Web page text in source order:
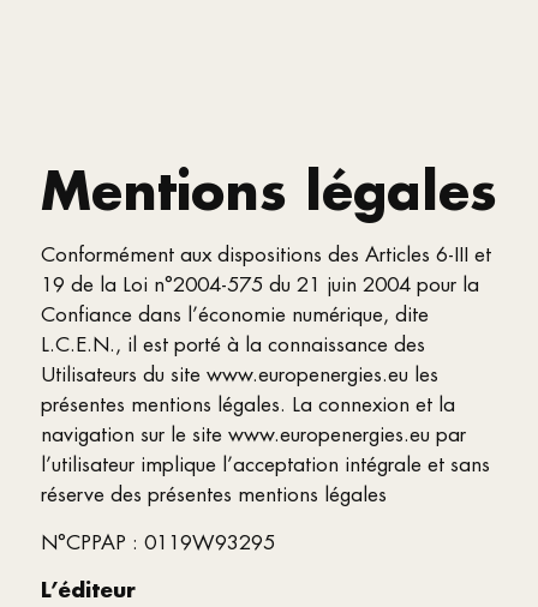
Mentions légales
Conformément aux dispositions des Articles 6-III et
19 de la Loi n°2004-575 du 21 juin 2004 pour la
Confiance dans l’économie numérique, dite
L.C.E.N., il est porté à la connaissance des
Utilisateurs du site www.europenergies.eu les
présentes mentions légales. La connexion et la
navigation sur le site www.europenergies.eu par
l’utilisateur implique l’acceptation intégrale et sans
réserve des présentes mentions légales
N°CPPAP : 0119W93295
L’éditeur